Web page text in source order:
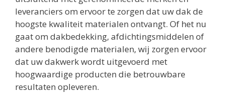
leveranciers om ervoor te zorgen dat uw dak de
hoogste kwaliteit materialen ontvangt. Of het nu
gaat om dakbedekking, afdichtingsmiddelen of
andere benodigde materialen, wij zorgen ervoor
dat uw dakwerk wordt uitgevoerd met
hoogwaardige producten die betrouwbare
resultaten opleveren.